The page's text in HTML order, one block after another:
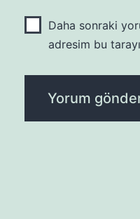
Daha sonraki
adresim bu